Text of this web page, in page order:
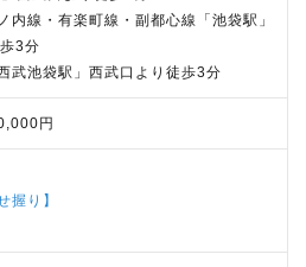
内線・有楽町線・副都心線「池袋駅」
3分
武池袋駅」西武口より徒歩3分
円
握り】